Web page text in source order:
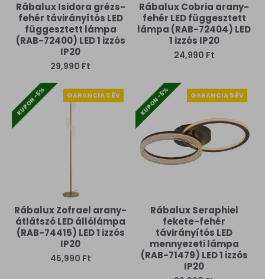
Rábalux Isidora grézs-
fehér távirányítós LED
függesztett lámpa
(RAB-72400) LED 1 izzós
IP20
29,990 Ft
Rábalux Cobria arany-
fehér LED függesztett
lámpa (RAB-72404) LED
1 izzós IP20
24,990 Ft
GARANCIA 5 ÉV
KUPON -5%
Rábalux Zofrael arany-
átlátszó LED állólámpa
(RAB-74415) LED 1 izzós
IP20
45,990 Ft
GARANCIA 5 ÉV
KUPON -5%
Rábalux Seraphiel
fekete-fehér
távirányítós LED
mennyezeti lámpa
(RAB-71479) LED 1 izzós
IP20